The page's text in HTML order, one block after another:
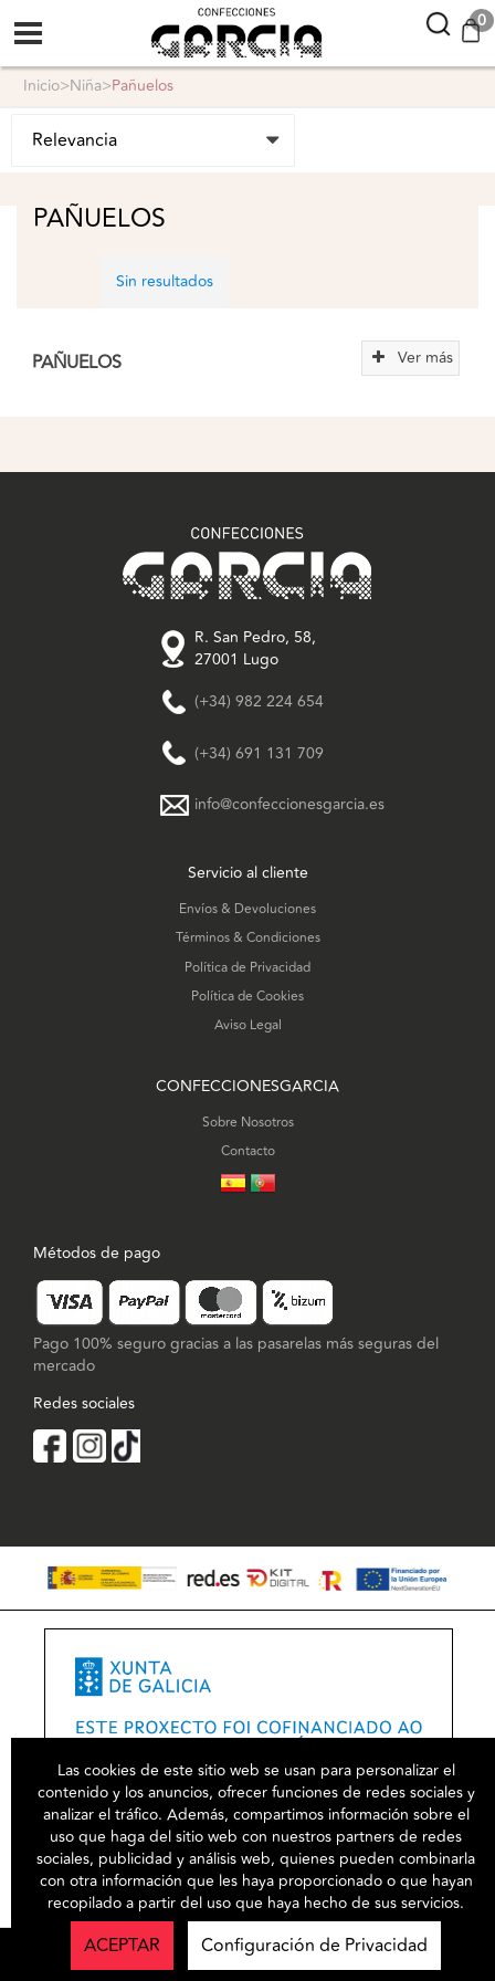
confeccionesgarcia 0
inicio> niña> pañuelos
PAÑUELOS
Ver más
PAÑUELOS
Sin resultados
Las cookies de este sitio web se usan para personalizar el
contenido y los anuncios, ofrecer funciones de redes sociales y
analizar el tráfico. Además, compartimos información sobre el
uso que haga del sitio web con nuestros partners de redes
sociales, publicidad y análisis web, quienes pueden combinarla
con otra información que les haya proporcionado o que hayan
recopilado a partir del uso que haya hecho de sus servicios.
ACEPTAR Configuración de Privacidad
R. San Pedro, 58,
27001 Lugo
(+34) 982 224 654
(+34) 691 131 709
info@confeccionesgarcia.es
Servicio al cliente
Envíos & Devoluciones
Términos & Condiciones
Política de Privacidad
Política de Cookies
Aviso Legal
CONFECCIONESGARCIA
Sobre Nosotros
Contacto
Métodos de pago
Pago 100% seguro gracias a las pasarelas más seguras del
mercado
Redes sociales
confeccionesgarcia - Todos los derechos reservados
Powered by SmartCommerce